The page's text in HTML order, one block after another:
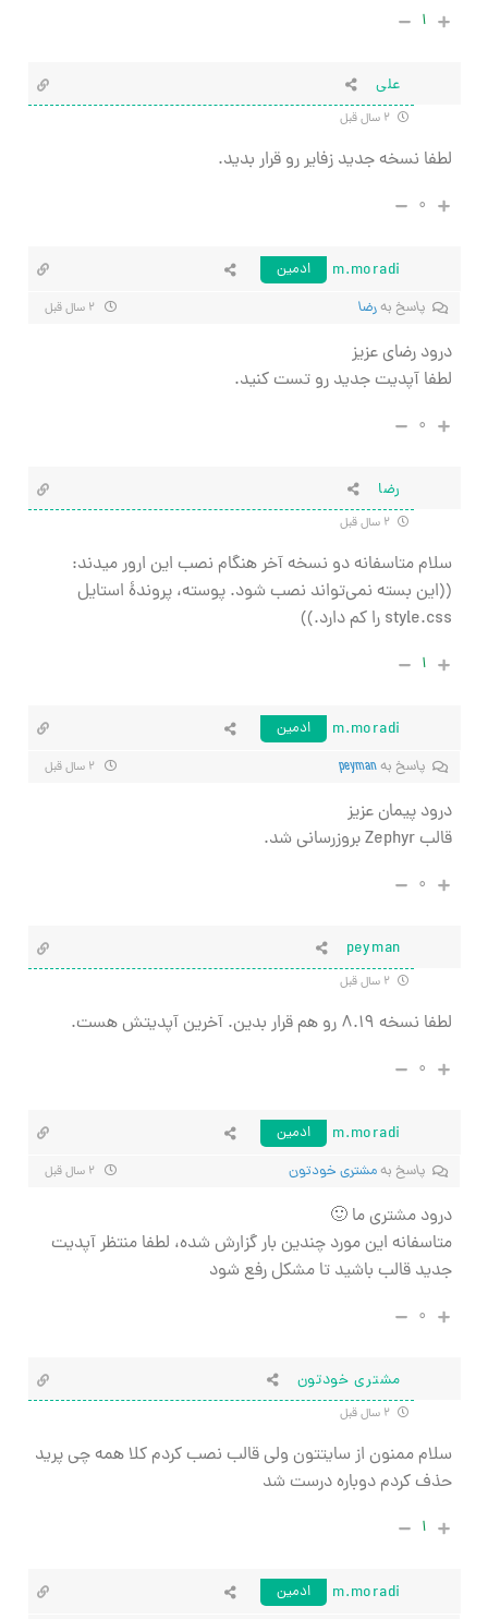
۱
علی
لطفا نسخه جدید زفایر رو قرار بدید.
۰
m.moradi
ادمین
پاسخ بهرضا
درود رضای عزیز
لطفا آپدیت جدید رو تست کنید.
۰
رضا
سلام متاسفانه دو نسخه آخر هنگام نصب این ارور میدند:
((این بسته نمی‌تواند نصب شود. پوسته، پروندهٔ استایل
style.css را کم دارد.))
۱
m.moradi
ادمین
پاسخ بهpeyman
درود پیمان عزیز
قالب Zephyr بروزرسانی شد.
۰
peyman
لطفا نسخه ۸.۱۹ رو هم قرار بدین. آخرین آپدیتش هست.
۰
m.moradi
ادمین
پاسخ بهمشتری خودتون
درود مشتری ما 🙂
متاسفانه این مورد چندین بار گزارش شده، لطفا منتظر آپدیت
جدید قالب باشید تا مشکل رفع شود
۰
مشتری خودتون
سلام ممنون از سایتتون ولی قالب نصب کردم کلا همه چی پرید
حذف کردم دوباره درست شد
۱
m.moradi
ادمین